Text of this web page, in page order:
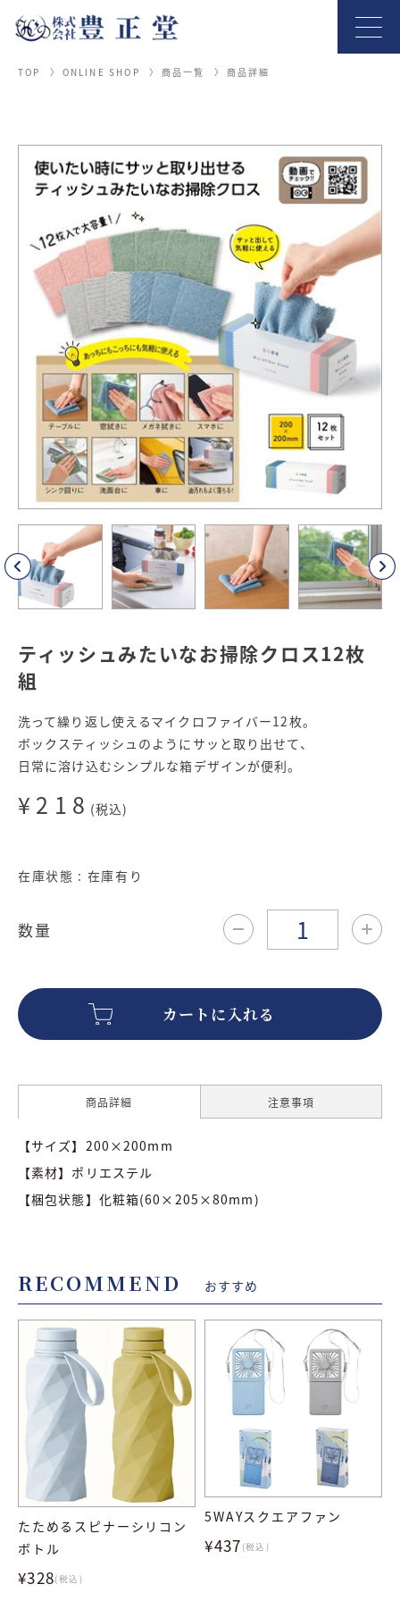
TOP ONLINE SHOP 商品一覧 商品詳細
ティッシュみたいなお掃除クロス12枚
組
洗って繰り返し使えるマイクロファイバー12枚。
ボックスティッシュのようにサッと取り出せて、
日常に溶け込むシンプルな箱デザインが便利。
¥218 (税込)
在庫状態 : 在庫有り
数量
商品詳細 注意事項
【サイズ】200×200mm
【素材】ポリエステル
【梱包状態】化粧箱(60×205×80mm)
RECOMMEND おすすめ
たためるスピナーシリコン
ボトル
¥328(税込)
5WAYスクエアファン
¥437 (税込)